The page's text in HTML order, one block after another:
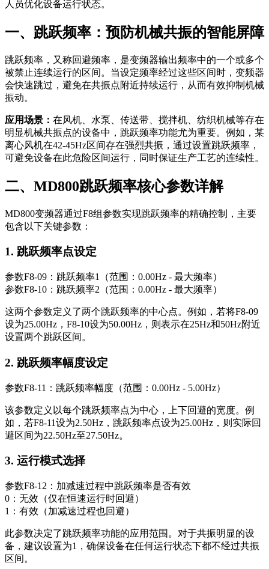
人员优化设备运行状态。
一、跳跃频率：预防机械共振的智能屏障
跳跃频率，又称回避频率，是变频器输出频率中的一个或多个
被禁止连续运行的区间。当设定频率经过这些区间时，变频器
会快速跳过，避免在共振点附近持续运行，从而有效抑制机械
振动。
应用场景： 在风机、水泵、传送带、搅拌机、纺织机械等存在
明显机械共振点的设备中，跳跃频率功能尤为重要。例如，某
离心风机在42-45Hz区间存在强烈共振，通过设置跳跃频率，
可避免设备在此危险区间运行，同时保证生产工艺的连续性。
二、MD800跳跃频率核心参数详解
MD800变频器通过F8组参数实现跳跃频率的精确控制，主要
包含以下关键参数：
1. 跳跃频率点设定
参数F8-09 ：跳跃频率1（范围：0.00Hz - 最大频率）
参数F8-10 ：跳跃频率2（范围：0.00Hz - 最大频率）
这两个参数定义了两个跳跃频率的中心点。例如，若将F8-09
设为25.00Hz，F8-10设为50.00Hz，则表示在25Hz和50Hz附近
设置两个跳跃区间。
2. 跳跃频率幅度设定
参数F8-11 ：跳跃频率幅度（范围：0.00Hz - 5.00Hz）
该参数定义以每个跳跃频率点为中心，上下回避的宽度。例
如，若F8-11设为2.50Hz，跳跃频率点设为25.00Hz，则实际回
避区间为22.50Hz至27.50Hz。
3. 运行模式选择
参数F8-12 ：加减速过程中跳跃频率是否有效
0：无效（仅在恒速运行时回避）
1：有效（加减速过程也回避）
此参数决定了跳跃频率功能的应用范围。对于共振明显的设
备，建议设置为1，确保设备在任何运行状态下都不经过共振
区间。